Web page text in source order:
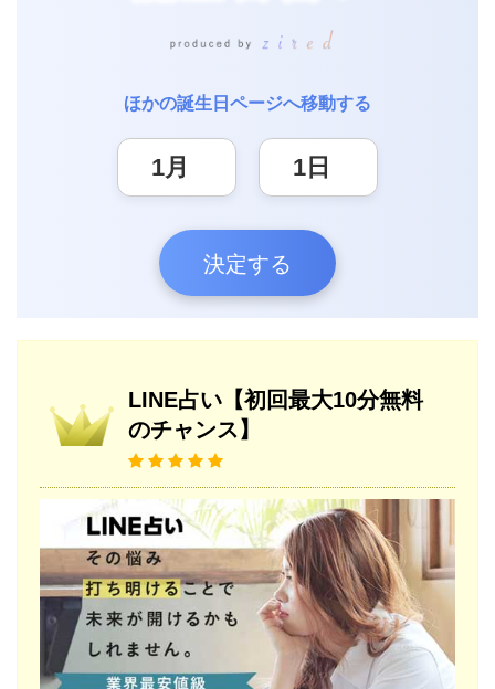
ほかの誕生日ページへ移動する
決定する
LINE占い【初回最大10分無料
のチャンス】